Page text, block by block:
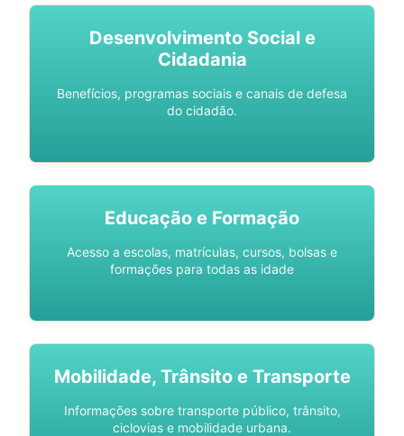
Desenvolvimento Social e
Cidadania
Benefícios, programas sociais e canais de defesa
do cidadão.
Educação e Formação
Acesso a escolas, matrículas, cursos, bolsas e
formações para todas as idade
Mobilidade, Trânsito e Transporte
Informações sobre transporte público, trânsito,
ciclovias e mobilidade urbana.